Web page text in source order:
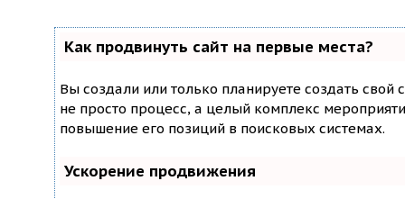
Как продвинуть сайт на первые места?
Вы создали или только планируете создать свой
не просто процесс, а целый комплекс
повышение его позиций в поисковых системах.
Ускорение продвижения